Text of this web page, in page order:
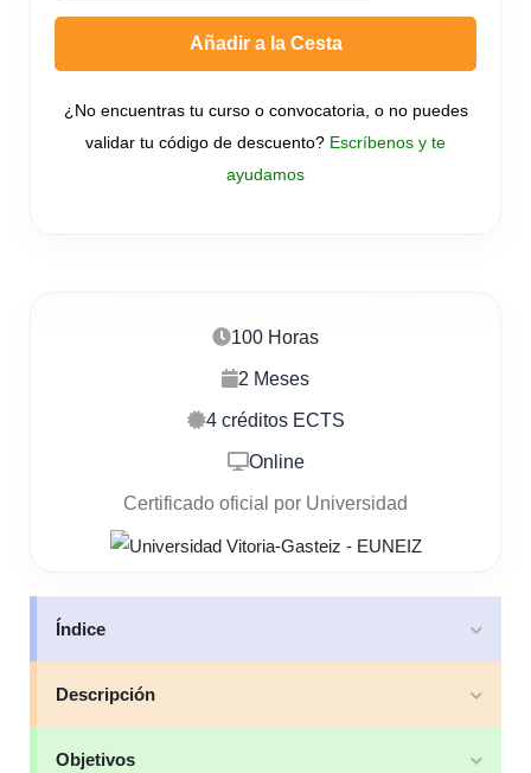
100 Horas
2 Meses
4 créditos ECTS
Online
Certificado oficial por Universidad
Índice
Descripción
Objetivos
Añadir a la Cesta
¿No encuentras tu curso o convocatoria, o no puedes
validar tu código de descuento? Escríbenos y te
ayudamos